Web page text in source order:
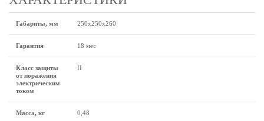
Габариты, мм 250x250x260
Гарантия 18 мес
Класс защиты
от поражения
электрическим
током
II
Масса, кг 0,48